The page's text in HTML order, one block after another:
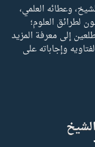
وعطائه العلمي،
لطرائق العلوم؛
إلى معرفة المزيد
وإجاباته على